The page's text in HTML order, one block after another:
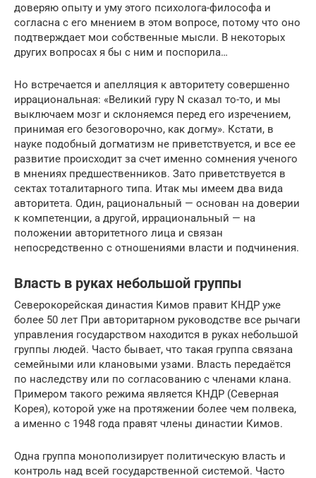
доверяю опыту и уму этого психолога-философа и
согласна с его мнением в этом вопросе, потому что оно
подтверждает мои собственные мысли. В некоторых
других вопросах я бы с ним и поспорила…
Но встречается и апелляция к авторитету совершенно
иррациональная: «Великий гуру N сказал то-то, и мы
выключаем мозг и склоняемся перед его изречением,
принимая его безоговорочно, как догму». Кстати, в
науке подобный догматизм не приветствуется, и все ее
развитие происходит за счет именно сомнения ученого
в мнениях предшественников. Зато приветствуется в
сектах тоталитарного типа. Итак мы имеем два вида
авторитета. Один, рациональный — основан на доверии
к компетенции, а другой, иррациональный — на
положении авторитетного лица и связан
непосредственно с отношениями власти и подчинения.
Власть в руках небольшой группы
Северокорейская династия Кимов правит КНДР уже
более 50 лет При авторитарном руководстве все рычаги
управления государством находится в руках небольшой
группы людей. Часто бывает, что такая группа связана
семейными или клановыми узами. Власть передаётся
по наследству или по согласованию с членами клана.
Примером такого режима является КНДР (Северная
Корея), которой уже на протяжении более чем полвека,
а именно с 1948 года правят члены династии Кимов.
Одна группа монополизирует политическую власть и
контроль над всей государственной системой. Часто